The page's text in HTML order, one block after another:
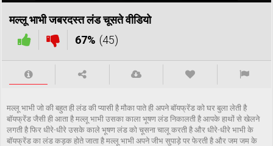
मल्लू भाभी जबरदस्त लंड चूसते वीडियो
67% (45)
मल्लू भाभी जो की बहुत ही लंड की प्यासी है मौका पाते ही अपने बॉयफ्रेंड को घर बुला लेती है
बॉयफ्रेंड जैसी ही आता है मल्लू भाभी उसका काला भूषण लंड निकालती है आपके हाथों से खेलने
लगती है फिर धीरे-धीरे उसके काले भूषण लंड को चूसना चालू करती है और धीरे-धीरे भाभी के
बॉयफ्रेंड का लंड कड़क होते जाता है मल्लू भाभी अपने जीभ सुपाड़े पर फेरती है और जम जम के